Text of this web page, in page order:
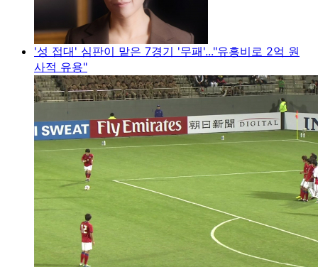
'성 접대' 심판이 맡은 7경기 '무패'..."유흥비로 2억 원
사적 유용"